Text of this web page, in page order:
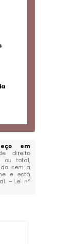
em
direito
ou total,
sem a
e está
– Lei n°